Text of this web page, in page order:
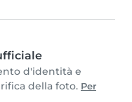
d'identità e
della foto. Per